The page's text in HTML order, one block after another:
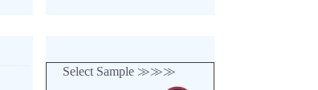
Select Sample ≫≫≫